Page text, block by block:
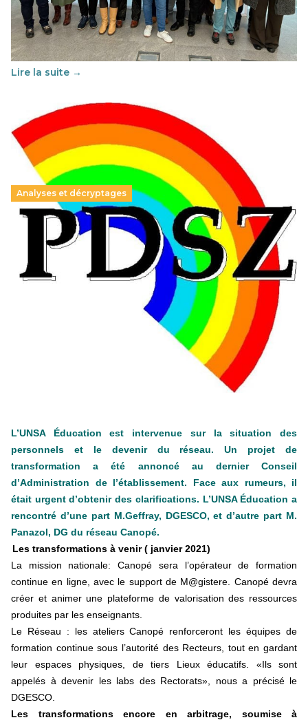
29 juin 2026-National
Cette année, l'UNSA Éducation a mené un projet Erasmus
soutenu par l'union Européenne et centré sur l'éducation
au vivre-ensemble : quelles différences entre la France…
Lire la suite →
Analyses et décryptages
Hongrie : du changement pour les politiques
éducatives, aussi !
25 juin 2026
En Hongrie, le conservateur Peter Magyar et son parti
Tisza "Respect et liberté" ont remporté une large victoire,
contre le premier ministre sortant, Viktor Orban,…
L’UNSA Éducation est intervenue sur la situation des
personnels et le devenir du réseau. Un projet de
transformation a été annoncé au dernier Conseil
d’Administration de l’établissement. Face aux rumeurs, il
était urgent d’obtenir des clarifications. L’UNSA Éducation a
rencontré d’une part M.Geffray, DGESCO, et d’autre part M.
Panazol, DG du réseau Canopé.
Les transformations à venir ( janvier 2021)
La mission nationale: Canopé sera l’opérateur de formation
continue en ligne, avec le support de M@gistere. Canopé devra
créer et animer une plateforme de valorisation des ressources
produites par les enseignants.
Le Réseau : les ateliers Canopé renforceront les équipes de
formation continue sous l’autorité des Recteurs, tout en gardant
leur espaces physiques, de tiers Lieux éducatifs. «Ils sont
appelés à devenir les labs des Rectorats», nous a précisé le
DGESCO.
Les transformations encore en arbitrage, soumise à